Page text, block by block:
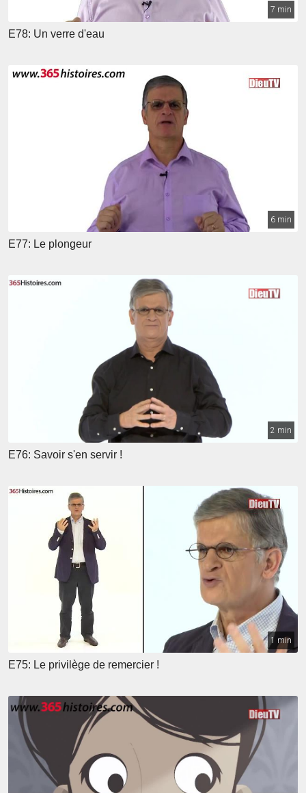
7 min
E78: Un verre d'eau
6 min
E77: Le plongeur
2 min
E76: Savoir s'en servir !
1 min
E75: Le privilège de remercier !